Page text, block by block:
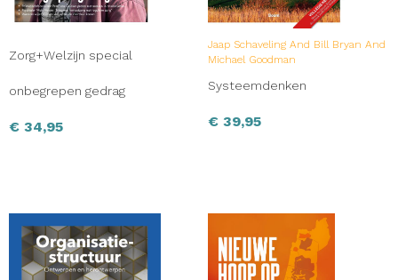
Zorg+Welzijn special
onbegrepen gedrag
€ 34,95
Jaap Schaveling And Bill Bryan And
Michael Goodman
Systeemdenken
€ 39,95